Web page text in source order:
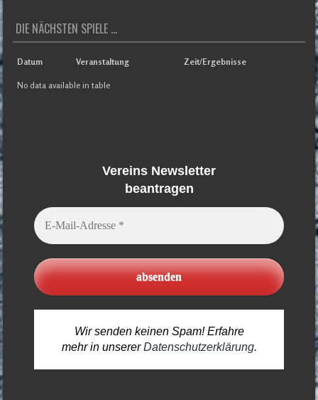
DIE NÄCHSTEN SPIELE ...
Datum Veranstaltung Zeit/Ergebnisse
No data available in table
Vereins Newsletter
beantragen
Wir senden keinen Spam! Erfahre
mehr in unsererDatenschutzerklärung.